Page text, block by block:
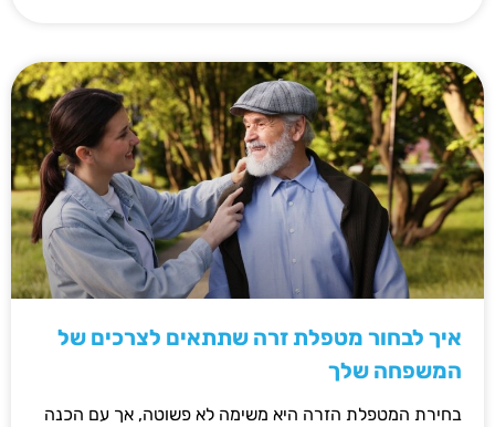
איך לבחור מטפלת זרה שתתאים לצרכים של
המשפחה שלך
בחירת המטפלת הזרה היא משימה לא פשוטה, אך עם הכנה